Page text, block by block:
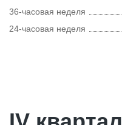
36-часовая неделя
24-часовая неделя